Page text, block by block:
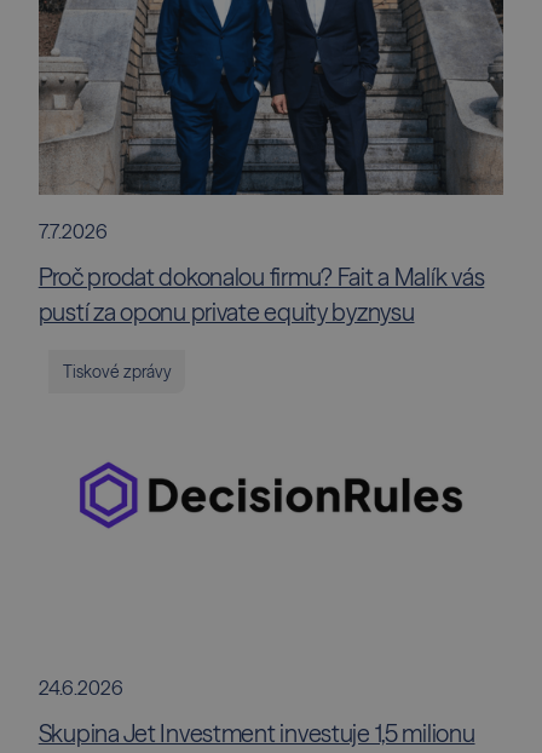
7.7.2026
Proč prodat dokonalou firmu? Fait a Malík vás
pustí za oponu private equity byznysu
Tiskové zprávy
24.6.2026
Skupina Jet Investment investuje 1,5 milionu